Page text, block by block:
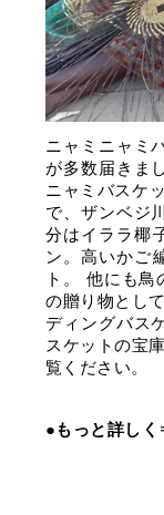
ニャミニャミ
が多数届きま
ニャミバスケ
で、ザンベジ
分はイララ椰
ン。高いかご
ト。 他にも
の贈り物とし
ディングバス
スケットの宝
覧ください。
●もっと詳し